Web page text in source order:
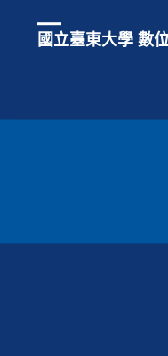
國立臺東大學 數